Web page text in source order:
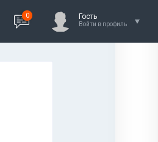
0 Гость
Войти в профиль